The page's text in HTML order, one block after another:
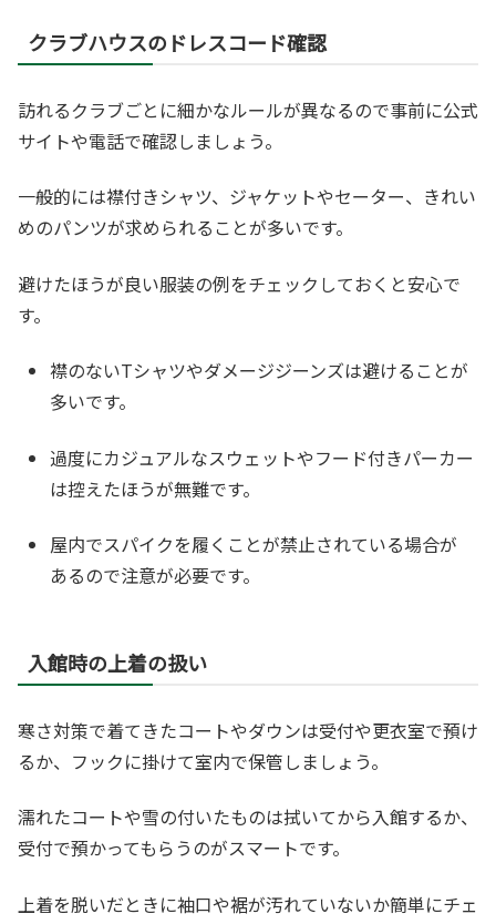
クラブハウスのドレスコード確認
訪れるクラブごとに細かなルールが異なるので事前に公式
サイトや電話で確認しましょう。
一般的には襟付きシャツ、ジャケットやセーター、きれい
めのパンツが求められることが多いです。
避けたほうが良い服装の例をチェックしておくと安心で
す。
襟のないTシャツやダメージジーンズは避けることが
多いです。
過度にカジュアルなスウェットやフード付きパーカー
は控えたほうが無難です。
屋内でスパイクを履くことが禁止されている場合が
あるので注意が必要です。
入館時の上着の扱い
寒さ対策で着てきたコートやダウンは受付や更衣室で預け
るか、フックに掛けて室内で保管しましょう。
濡れたコートや雪の付いたものは拭いてから入館するか、
受付で預かってもらうのがスマートです。
上着を脱いだときに袖口や裾が汚れていないか簡単にチェ